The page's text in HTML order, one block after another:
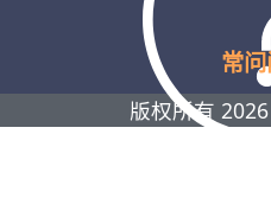
常
版权所有